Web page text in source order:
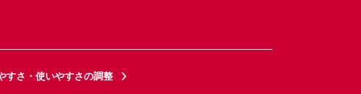
すさ・使いやすさの調整